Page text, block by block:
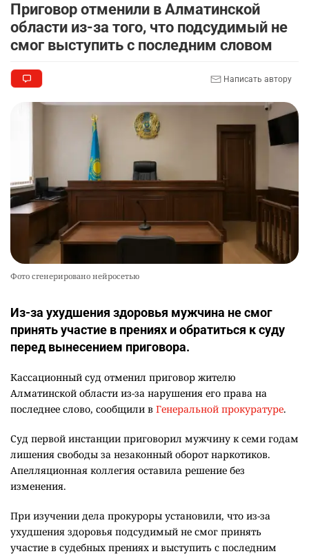
Приговор отменили в Алматинской
области из-за того, что подсудимый не
смог выступить с последним словом
Написать автору
Фото сгенерировано нейросетью
Из-за ухудшения здоровья мужчина не смог
принять участие в прениях и обратиться к суду
перед вынесением приговора.
Кассационный суд отменил приговор жителю
Алматинской области из-за нарушения его права на
последнее слово, сообщили в Генеральной прокуратуре.
Суд первой инстанции приговорил мужчину к семи годам
лишения свободы за незаконный оборот наркотиков.
Апелляционная коллегия оставила решение без
изменения.
При изучении дела прокуроры установили, что из-за
ухудшения здоровья подсудимый не смог принять
участие в судебных прениях и выступить с последним